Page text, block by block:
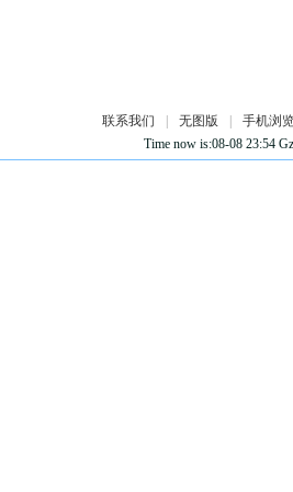
联系我们 无图版 手机浏
Time now is:08-08 23:54